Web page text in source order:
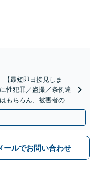
【最短即日接見しま
性犯罪／盗撮／条例違
もちろん、被害者の方
応可】
ールでお問い合わせ